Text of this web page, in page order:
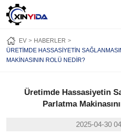
EV
ÜRÜN:% S
VIDEO
VAKALAR
HABERLER
HAKKIMIZDA
BİZE ULAŞIN
EV
HABERLER
ÜRETIMDE HASSASIYETIN
MAKINASININ ROLÜ NEDIR?
Üretimde Hassasiyetin
Parlatma
2025-04-30